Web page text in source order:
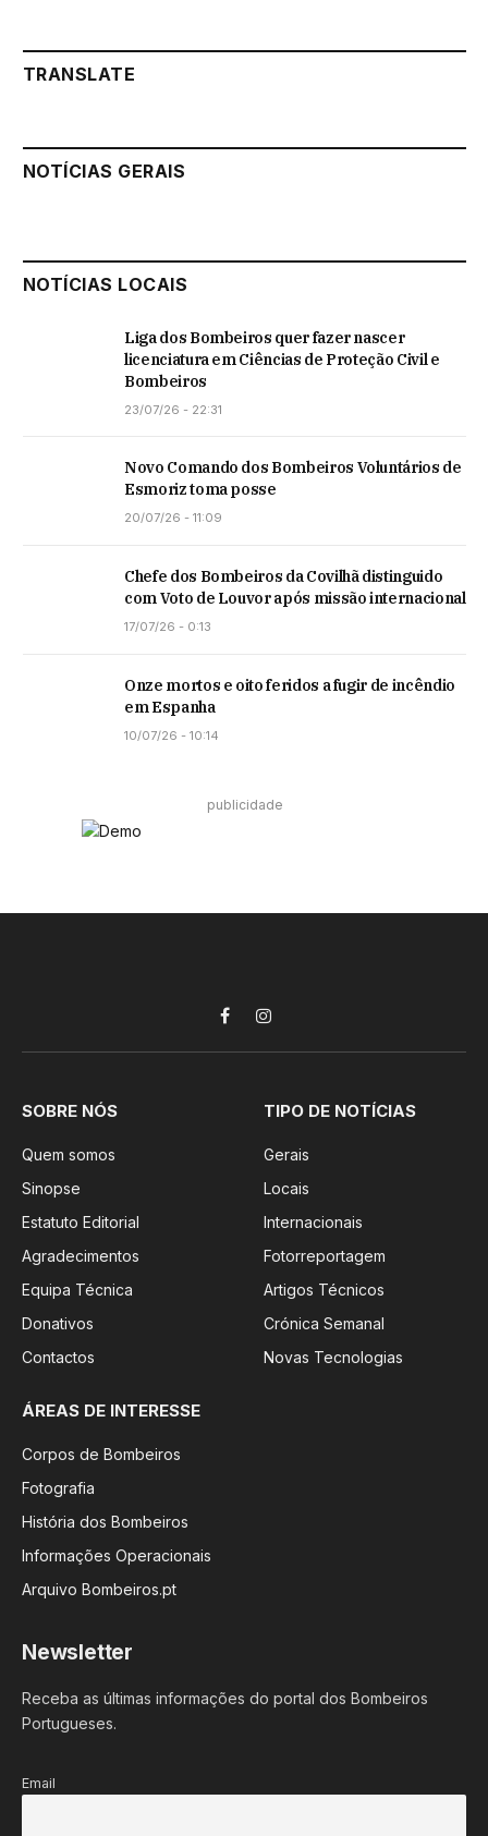
TRANSLATE
NOTÍCIAS GERAIS
NOTÍCIAS LOCAIS
Liga dos Bombeiros quer fazer nascer
licenciatura em Ciências de Proteção Civil e
Bombeiros
23/07/26 - 22:31
Novo Comando dos Bombeiros Voluntários de
Esmoriz toma posse
20/07/26 - 11:09
Chefe dos Bombeiros da Covilhã distinguido
com Voto de Louvor após missão internacional
17/07/26 - 0:13
Onze mortos e oito feridos a fugir de incêndio
em Espanha
10/07/26 - 10:14
publicidade
FacebookInstagram
SOBRE NÓS
Quem somos
Sinopse
Estatuto Editorial
Agradecimentos
Equipa Técnica
Donativos
Contactos
TIPO DE NOTÍCIAS
Gerais
Locais
Internacionais
Fotorreportagem
Artigos Técnicos
Crónica Semanal
Novas Tecnologias
ÁREAS DE INTERESSE
Corpos de Bombeiros
Fotografia
História dos Bombeiros
Informações Operacionais
Arquivo Bombeiros.pt
Newsletter
Receba as últimas informações do portal dos Bombeiros
Portugueses.
Email